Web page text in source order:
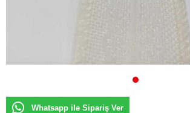
Whatsapp ile Sipariş Ver